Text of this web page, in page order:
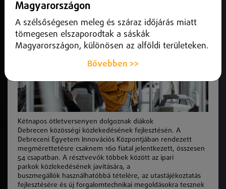
Kétnapos ötletversenyen dolgoznak diákok
Debrecen közösségi közlekedésének fejlesztésén. A
Debreceni Egyetem Innovációs Központjában rendezett
megmérettetésre csaknem 160 fiatal jelentkezett, összesen
54 csapatban. A résztvevő k többek között az ipari
parkok közlekedésének javítására, a
buszmegálló k használhatóbbá tételére, az utastájékoztatás
fejlesztésére és új forgalomtechnikai megoldásokra tesznek
Magyarországon
A szélsőségesen meleg és száraz időjárás miatt
tömegesen elszaporodtak a sáskák
Magyarországon, különösen az alföldi területeken.
Bővebben >>